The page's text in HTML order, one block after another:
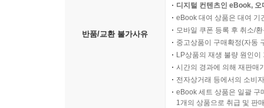
반품/교환 불가사유
디지털 컨텐츠인 eBook,
eBook 대여 상품은 대여 기
모바일 쿠폰 등록 후 취소/
중고상품이 구매확정(자동
LP상품의 재생 불량 원인
시간의 경과에 의해 재판매
전자상거래 등에서의 소비
eBook 세트 상품은 일괄 구
1개의 상품으로 취급 및 판